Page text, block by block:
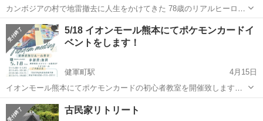
カンボジアの村で地雷撤去に人生をかけてきた 78歳のリアルヒーロー
が熊本にやってきます！ ⸻ 📅 開催日：6月21日（土） 🕐 時間：
13時開場／13時30分開演（〜16時） ※終了後にサイン会あり！ 📍 会
場：嘉...
熊本 上益城郡 健軍町駅 地域/お祭り 講演会
5/18 イオンモール熊本にてポケモンカードイ
ベントをします！
健軍町駅
4月15日
イオンモール熊本にてポケモンカードの初心者教室を開催致します！
イオンモール内のイオンホールという場所で行います 参加費は無料と
なってます ①11:00〜11:45 ②11:45〜12:30 ③12:30〜13:15 ④...
熊本 上益城郡 健軍町駅 地域/お祭り
古民家リトリート